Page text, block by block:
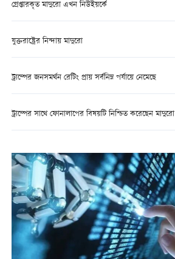
গ্রেপ্তারকৃত মাদুরো এখন নিউইয়র্কে
যুক্তরাষ্ট্রের নিন্দায় মাদুরো
ট্রাম্পের জনসমর্থন রেটিং প্রায় সর্বনিম্ন পর্যায়ে নেমেছে
ট্রাম্পের সাথে ফোনালাপের বিষয়টি নিশ্চিত করেছেন মাদুরো